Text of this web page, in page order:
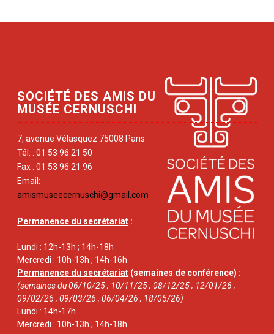
SOCIÉTÉ DES AMIS DU
MUSÉE CERNUSCHI
7, avenue Vélasquez 75008 Paris
Tél. : 01 53 96 21 50
Fax : 01 53 96 21 96
Email:
amismuseecernuschi@gmail.com
Permanence du secrétariat :
Lundi : 12h-13h ; 14h-18h
Mercredi : 10h-13h ; 14h-16h
Permanence du secrétariat (semaines de conférence) :
(semaines du 06/10/25 ; 10/11/25 ; 08/12/25 ; 12/01/26 ;
09/02/26 ; 09/03/26 ; 06/04/26 ; 18/05/26)
Lundi : 14h-17h
Mercredi : 10h-13h ; 14h-18h